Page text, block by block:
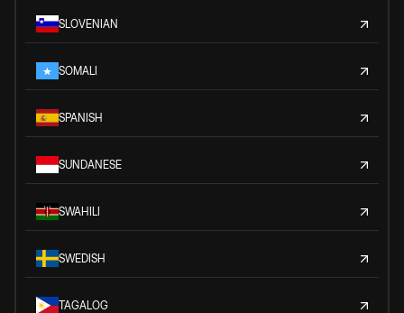
SLOVENIAN
SOMALI
SPANISH
SUNDANESE
SWAHILI
SWEDISH
TAGALOG